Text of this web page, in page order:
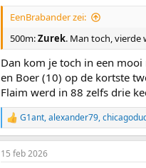
t
s
:
EenBrabander zei:
500m:Zurek. Man toch, vierde
Dan kom je toch in een
en Boer (10) op de kortste
Flaim werd in 88 zelfs drie
R
e
a
c
G1ant,alexander79,
15 feb 2026